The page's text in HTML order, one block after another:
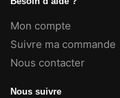
Mon compte
Suivre ma commande
Nous contacter
Nous suivre